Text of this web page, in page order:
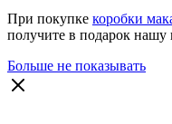
При покупке коробки
получите в подарок
Больше не показывать